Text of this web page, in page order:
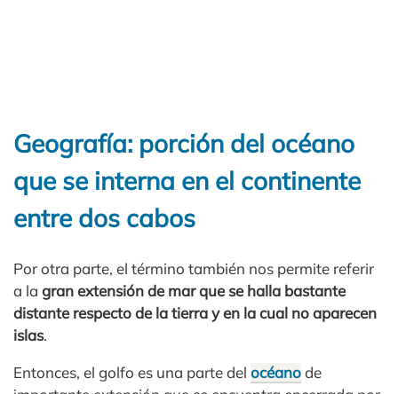
Geografía: porción del océano
que se interna en el continente
entre dos cabos
Por otra parte, el término también nos permite referir
a la gran extensión de mar que se halla bastante
distante respecto de la tierra y en la cual no aparecen
islas.
Entonces, el golfo es una parte del océanode